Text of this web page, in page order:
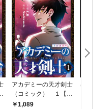
アカデミーの天才剣士
（コミック） １【フ
ルカラー】
1,089
暴